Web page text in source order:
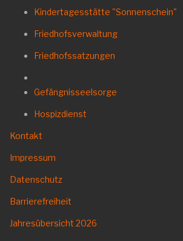
Kindertagesstätte "Sonnenschein"
Friedhofsverwaltung
Friedhofssatzungen
Gefängnisseelsorge
Hospizdienst
Kontakt
Impressum
Datenschutz
Barrierefreiheit
Jahresübersicht 2026